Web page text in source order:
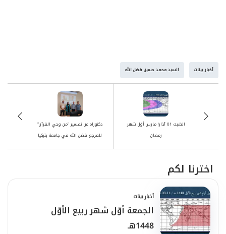
أخبار بينات السيد محمد حسين فضل الله
دكتوراه عن تفسير "من وحي القرآن"
للمرجع فضل الله في جامعة بتركيا
السَّبت 01 آذار/ مارس أوّل شهر
رمضان
اخترنا لكم
أخبار بينات
الجمعة أوّل شهر ربيع الأوّل
1448هـ